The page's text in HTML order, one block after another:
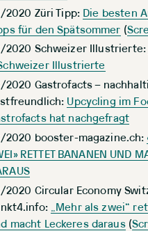
2020 Züri Tipp: Die besten
für den Spätsommer (
2020 Schweizer
Illustrierte
2020 Gastrofacts –
Upcycling im
hat nachgefragt
2020 booster-magazine.ch:
RETTET BANANEN UND
2020 Circular Economy
„Mehr als zwei“
macht Leckeres daraus(